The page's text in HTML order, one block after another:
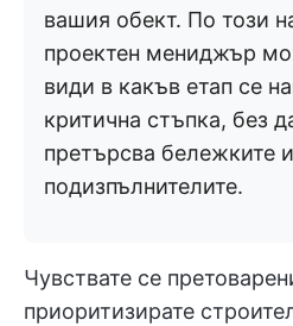
вашия обект. По този
проектен мениджър
види в какъв етап се
критична стъпка, без
претърсва бележките
подизпълнителите.
Чувствате се
приоритизирате